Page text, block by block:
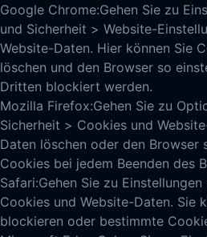
Google Chrome:Gehen Sie zu
und Sicherheit > Website-
Website-Daten. Hier können Sie
löschen und den Browser so
Dritten blockiert werden.
Mozilla Firefox:Gehen Sie zu
Sicherheit > Cookies und
Daten löschen oder den Browser
Cookies bei jedem Beenden des
Safari:Gehen Sie zu
Cookies und Website-Daten. Sie
blockieren oder bestimmte